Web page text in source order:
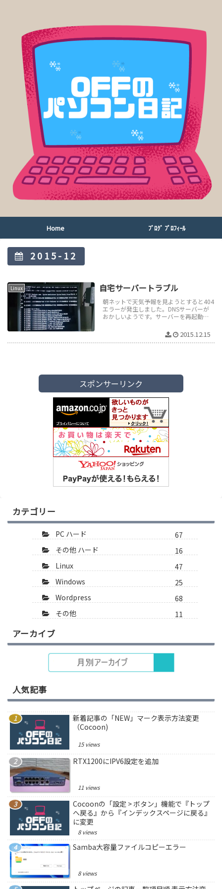
Home ﾌﾞﾛｸﾞ ﾌﾟﾛﾌｨｰﾙ
2015-12
Linux 自宅サーバートラブル
朝ネットで天気予報を見ようとすると404
エラーが発生しました。DNSサーバーが
おかしいようです。サーバーを再起動さ
2015.12.15
スポンサーリンク
カテゴリー
PC ハード
67
その他 ハード
16
Linux
47
Windows
25
Wordpress
68
その他
11
アーカイブ
人気記事
新着記事の「NEW」マーク表示方法変更
（Cocoon)
15 views
RTX1200にIPV6設定を追加
11 views
Cocoonの「設定 > ボタン」機能で『トップ
へ戻る』から『インデックスページに戻る』
に変更
8 views
Samba大容量ファイルコピーエラー
8 views